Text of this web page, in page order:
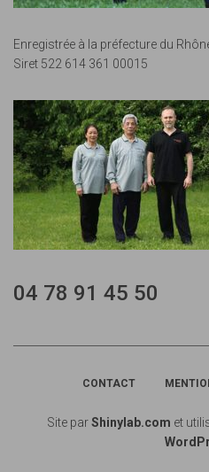
Enregistrée à la préfecture du
Siret 522 614 361 00015
04 78 91 45 50
CONTACT
Site parShinylab.com et